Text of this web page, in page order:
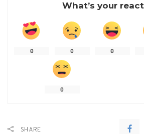
What’s your
0 0 0
0
SHARE